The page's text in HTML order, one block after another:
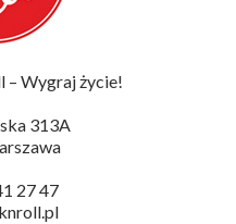
– Wygraj życie!
313A
27 47